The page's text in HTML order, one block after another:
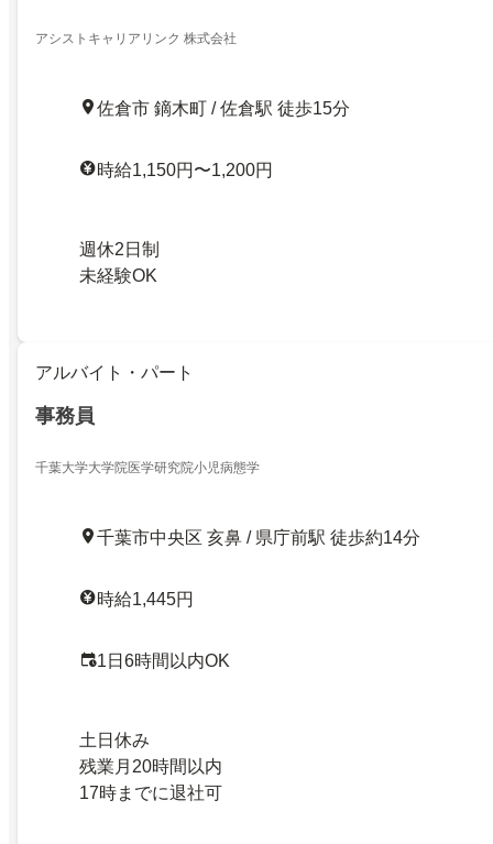
アシストキャリアリンク 株式会社
佐倉市 鏑木町 / 佐倉駅 徒歩15分
時給1,150円〜1,200円
週休2日制
未経験OK
アルバイト・パート
事務員
千葉大学大学院医学研究院小児病態学
千葉市中央区 亥鼻 / 県庁前駅 徒歩約14分
時給1,445円
1日6時間以内OK
土日休み
残業月20時間以内
17時までに退社可